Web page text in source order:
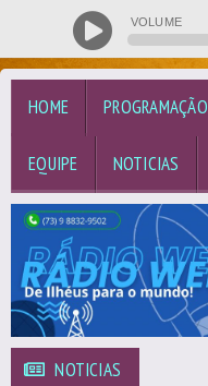
VOLUME
HOME PROGRAMAÇÃO
EQUIPE NOTICIAS
NOTICIAS